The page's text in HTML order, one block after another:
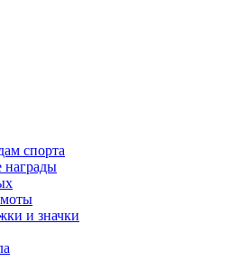
спорта
награды
и значки